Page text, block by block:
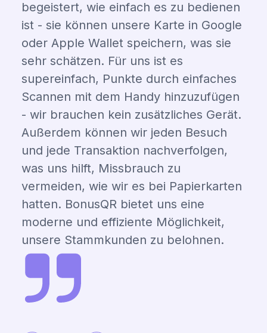
begeistert, wie einfach es zu bedienen
ist - sie können unsere Karte in Google
oder Apple Wallet speichern, was sie
sehr schätzen. Für uns ist es
supereinfach, Punkte durch einfaches
Scannen mit dem Handy hinzuzufügen
- wir brauchen kein zusätzliches Gerät.
Außerdem können wir jeden Besuch
und jede Transaktion nachverfolgen,
was uns hilft, Missbrauch zu
vermeiden, wie wir es bei Papierkarten
hatten. BonusQR bietet uns eine
moderne und effiziente Möglichkeit,
unsere Stammkunden zu belohnen.